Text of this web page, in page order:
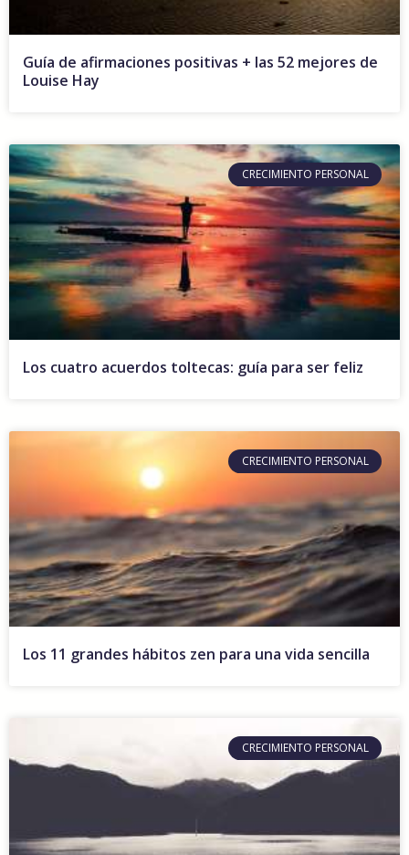
Guía de afirmaciones positivas + las 52 mejores de
Louise Hay
CRECIMIENTO PERSONAL
Los cuatro acuerdos toltecas: guía para ser feliz
CRECIMIENTO PERSONAL
Los 11 grandes hábitos zen para una vida sencilla
CRECIMIENTO PERSONAL